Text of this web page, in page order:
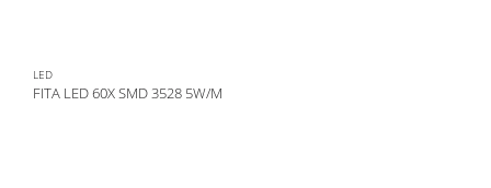
LED
FITA LED 60X SMD 3528 5W/M